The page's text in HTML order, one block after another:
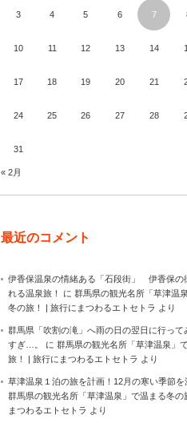
3 4 5 6 7
10 11 12 13 14
17 18 19 20 21
24 25 26 27 28
31
« 2月
最近のコメント
伊香保温泉の情緒ある「石段街」 伊香保の
れる温泉旅！
に 群馬県の観光名所「草津温
冬の旅！ | 旅行にまつわるエトセトラ より
群馬県「吹割の滝」へ雨の日の翌日に行って
すぎ…。
に 群馬県の観光名所「草津温泉」
旅！ | 旅行にまつわるエトセトラ より
草津温泉１泊の旅を計画！12月の寒い季節を
群馬県の観光名所「草津温泉」で温まる冬の
まつわるエトセトラ より